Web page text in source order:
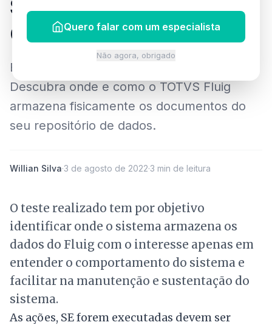
Salvos os Arquivos do
GED?
Entenda a arquitetura de pastas do GED.
Descubra onde e como o TOTVS Fluig
armazena fisicamente os documentos do
seu repositório de dados.
Willian Silva·3 de agosto de 2022·3 min de leitura
O teste realizado tem por objetivo
identificar onde o sistema armazena os
dados do Fluig com o interesse apenas em
entender o comportamento do sistema e
facilitar na manutenção e sustentação do
sistema.
As ações, SE forem executadas devem ser
Quero falar com um especialista
Não agora, obrigado